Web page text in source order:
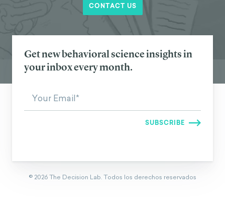
CONTACT US
Get new behavioral science insights in
your inbox every month.
© 2026The Decision Lab.Todos los derechos reservados